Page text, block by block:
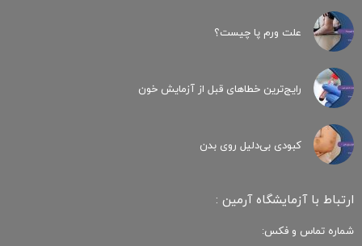
علت ورم پا چیست؟
رایج‌ترین خطاهای قبل از آزمایش خون
کبودی‌ بی‌دلیل روی بدن
ارتباط با آزمایشگاه آرمین :
شماره تماس و فکس: